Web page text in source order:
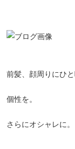
前髪、顔周りにひと
個性を。
さらにオシャレに。